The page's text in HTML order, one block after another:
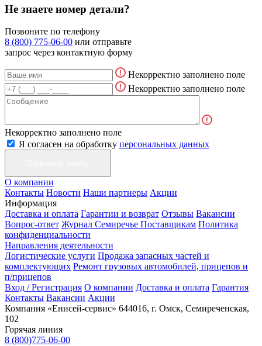
Не знаете номер детали?
Позвоните по телефону
8 (800) 775-06-00 или отправьте
запрос через контактную форму
Некорректно заполнено поле
Некорректно заполнено поле
Некорректно заполнено поле
Я согласен на обработку персональных данных
О компании
Контакты Новости Наши партнеры Акции
Информация
Доставка и оплата Гарантии и возврат Отзывы Вакансии
Вопрос-ответ Журнал Семиречье Поставщикам Политика
конфиденциальности
Направления деятельности
Логистические услуги Продажа запасных частей и
комплектующих Ремонт грузовых автомобилей, прицепов и
п/прицепов
Вход / Регистрация О компании Доставка и оплата Гарантия
Контакты Вакансии Акции
Компания «Енисей-сервис» 644016, г. Омск, Семиреченская,
102
Горячая линия
8 (800)775-06-00